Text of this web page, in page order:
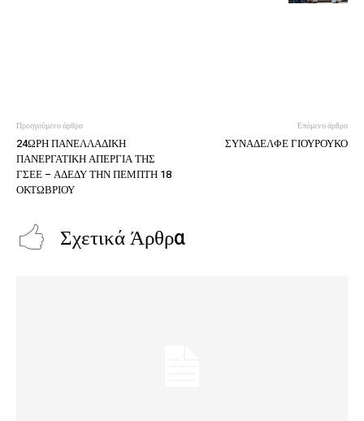
Προηγούμενο άρθρο
24ΩΡΗ ΠΑΝΕΛΛΑΔΙΚΗ
ΠΑΝΕΡΓΑΤΙΚΗ ΑΠΕΡΓΙΑ ΤΗΣ
ΓΣΕΕ – ΑΔΕΔΥ ΤΗΝ ΠΕΜΠΤΗ 18
ΟΚΤΩΒΡΙΟΥ
Επόμενο άρθρο
ΣΥΝΑΔΕΛΦΕ ΓΙΟΥΡΟΥΚΟ
Σχετικά Άρθρα